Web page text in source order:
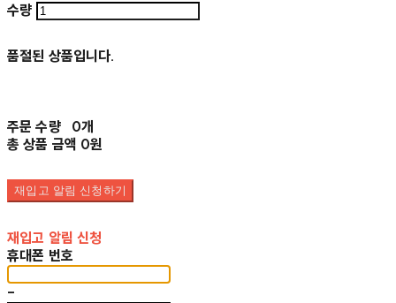
수량
품절된 상품입니다.
주문 수량
0개
총 상품 금액 0원
재입고 알림 신청하기
재입고 알림 신청
휴대폰 번호
-